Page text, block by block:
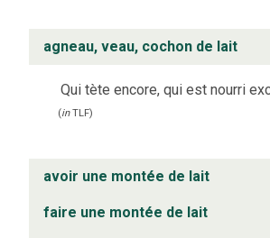
agneau, veau, cochon de lait
Qui tète encore, qui est nourri
(inTLF)
avoir une montée de lait
faire une montée de lait